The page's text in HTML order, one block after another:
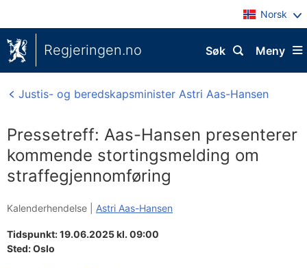
Norsk
Regjeringen.no Meny
Søk
Justis- og beredskapsminister Astri Aas-Hansen
Pressetreff: Aas-Hansen presenterer
kommende stortingsmelding om
straffegjennomføring
Kalenderhendelse | Astri Aas-Hansen
Tidspunkt: 19.06.2025 kl. 09:00
Sted:Oslo